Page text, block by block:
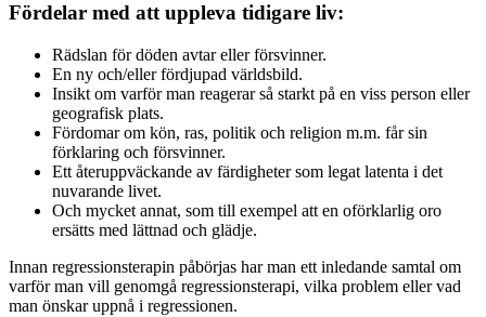
Fördelar med att uppleva tidigare liv:
Rädslan för döden avtar eller försvinner.
En ny och/eller fördjupad världsbild.
Insikt om varför man reagerar så starkt på en viss person eller
geografisk plats.
Fördomar om kön, ras, politik och religion m.m. får sin
förklaring och försvinner.
Ett återuppväckande av färdigheter som legat latenta i det
nuvarande livet.
Och mycket annat, som till exempel att en oförklarlig oro
ersätts med lättnad och glädje.
Innan regressionsterapin påbörjas har man ett inledande samtal om
varför man vill genomgå regressionsterapi, vilka problem eller vad
man önskar uppnå i regressionen.